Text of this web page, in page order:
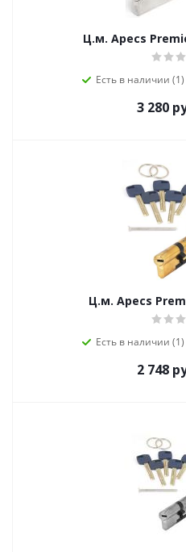
Ц.м. Apecs
Есть в наличии (1)
3 280
Ц.м. Apecs
Есть в наличии (1)
2 748